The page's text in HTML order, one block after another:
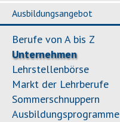
Ausbildungsangebot
Berufe von A bis Z
Unternehmen
Lehrstellenbörse
Markt der Lehrberufe
Sommerschnuppern
Ausbildungsprogramme